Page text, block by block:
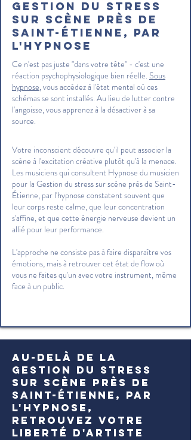
Gestion du stress
sur scène près de
Saint-Étienne, par
l'hypnose
Ce n'est pas juste "dans votre tête" - c'est une
réaction psychophysiologique bien réelle. Sous
hypnose, vous accédez à l'état mental où ces
schémas se sont installés. Au lieu de lutter contre
l'angoisse, vous apprenez à la désactiver à sa
source.
Votre inconscient découvre qu'il peut associer la
scène à l'excitation créative plutôt qu'à la menace.
Les musiciens qui consultent Hypnose du musicien
pour la Gestion du stress sur scène près de Saint-
Étienne, par l'hypnose constatent souvent que
leur corps reste calme, que leur concentration
s'affine, et que cette énergie nerveuse devient un
allié pour leur performance.
L'approche ne consiste pas à faire disparaître vos
émotions, mais à retrouver cet état de flow où
vous ne faites qu'un avec votre instrument, même
face à un public.
Au-delà de la
Gestion du stress
sur scène près de
Saint-Étienne, par
l'hypnose,
retrouvez votre
liberté d'artiste